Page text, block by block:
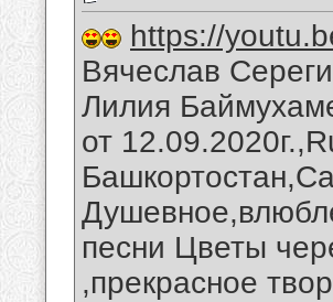
https://
Вячеслав
Лилия
от
песни Цветы
,прекрасное